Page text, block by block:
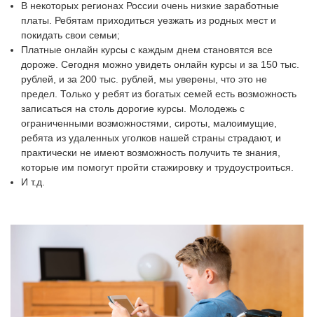
В некоторых регионах России очень низкие заработные
платы. Ребятам приходиться уезжать из родных мест и
покидать свои семьи;
Платные онлайн курсы с каждым днем становятся все
дороже. Сегодня можно увидеть онлайн курсы и за 150 тыс.
рублей, и за 200 тыс. рублей, мы уверены, что это не
предел. Только у ребят из богатых семей есть возможность
записаться на столь дорогие курсы. Молодежь с
ограниченными возможностями, сироты, малоимущие,
ребята из удаленных уголков нашей страны страдают, и
практически не имеют возможность получить те знания,
которые им помогут пройти стажировку и трудоустроиться.
И т.д.